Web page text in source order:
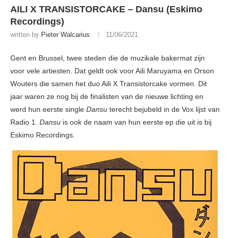
AILI X TRANSISTORCAKE – Dansu (Eskimo
Recordings)
written by Pieter Walcarius 11/06/2021
Gent en Brussel, twee steden die de muzikale bakermat zijn
voor vele artiesten. Dat geldt ook voor Aili Maruyama en Orson
Wouters die samen het duo Aili X Transistorcake vormen. Dit
jaar waren ze nog bij de finalisten van de nieuwe lichting en
werd hun eerste single Dansu terecht bejubeld in de Vox lijst van
Radio 1. Dansu is ook de naam van hun eerste ep die uit is bij
Eskimo Recordings.